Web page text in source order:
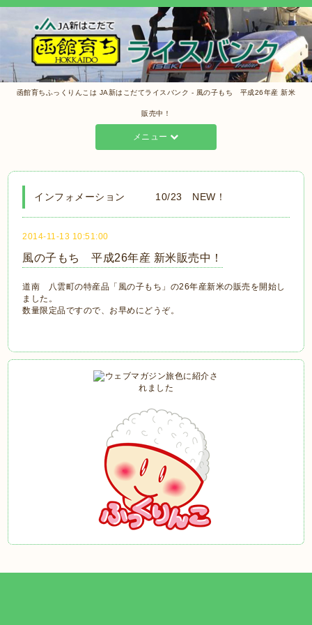
函館育ちふっくりんこは JA新はこだてライスバンク - 風の子もち 平成26年産 新米
販売中！
メニュー
インフォメーション 10/23 NEW！
2014-11-13 10:51:00
風の子もち 平成26年産 新米販売中！
道南 八雲町の特産品「風の子もち」の26年産新米の販売を開始し
ました。
数量限定品ですので、お早めにどうぞ。